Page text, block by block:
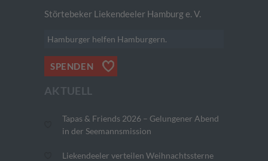
Störtebeker Liekendeeler Hamburg e. V.
Hamburger helfen Hamburgern.
SPENDEN
AKTUELL
Tapas & Friends 2026 – Gelungener Abend
in der Seemannsmission
Liekendeeler verteilen Weihnachtssterne